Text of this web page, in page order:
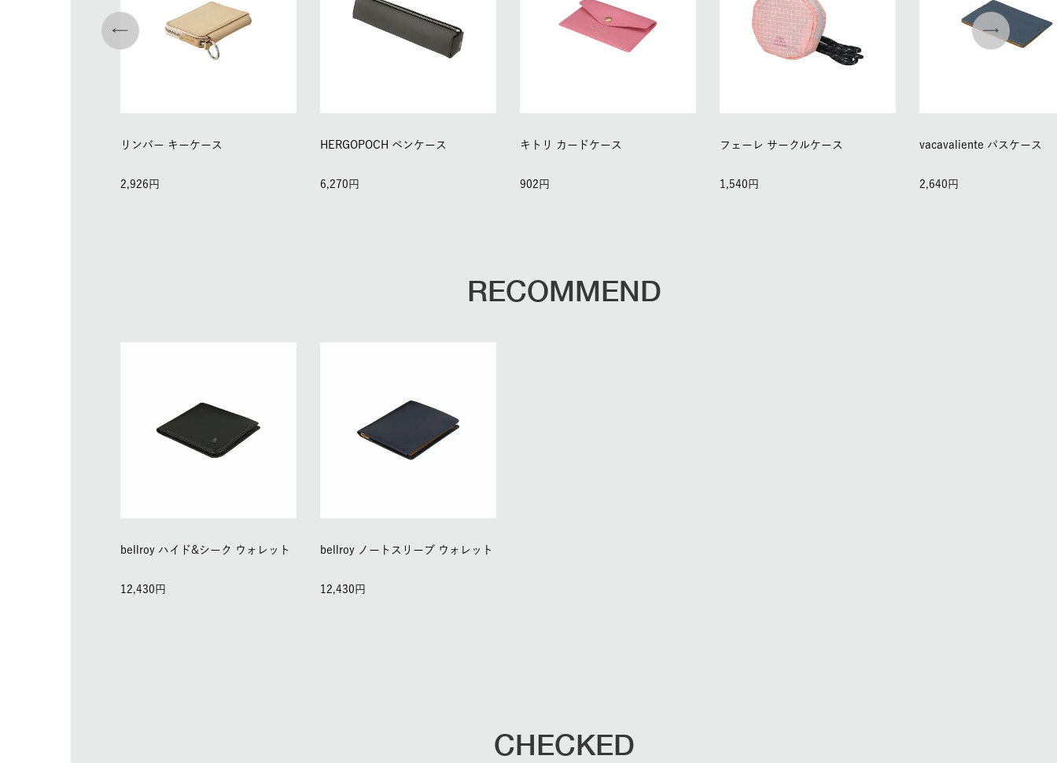
リンバー キーケース
2,926
HERGOPOCH ペンケース
6,270
キトリ カードケース
902
フェーレ サークルケース
1,540
vacavaliente パスケース
2,640
RECOMMEND
bellroy ハイド&シーク ウォレット
12,430
bellroy ノートスリーブ ウォレット
12,430
CHECKED